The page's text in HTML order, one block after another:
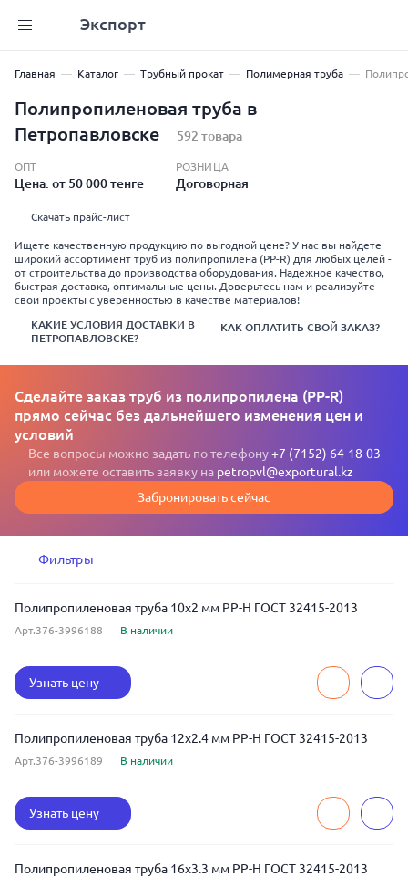
Экспорт
Главная Каталог Трубный прокат Полимерная труба
Полипропиленовая труба в
Петропавловске
592 товара
ОПТ
Цена: от 50 000 тенге
РОЗНИЦА
Договорная
Скачать прайс-лист
Ищете качественную продукцию по выгодной цене? У нас вы найдете
широкий ассортимент труб из полипропилена (PP-R) для любых целей -
от строительства до производства оборудования. Надежное качество,
быстрая доставка, оптимальные цены. Доверьтесь нам и реализуйте
свои проекты с уверенностью в качестве материалов!
КАКИЕ УСЛОВИЯ ДОСТАВКИ В
ПЕТРОПАВЛОВСКЕ?
КАК ОПЛАТИТЬ СВОЙ ЗАКАЗ?
Сделайте заказ труб из полипропилена (PP-R)
прямо сейчас без дальнейшего изменения цен и
условий
Все вопросы можно задать по телефону+7 (7152) 64-18-03
или можете оставить заявку на petropvl@exportural.kz
Забронировать сейчас
Фильтры
Полипропиленовая труба 10x2 мм РР-Н ГОСТ 32415-2013
Арт.376-3996188 В наличии
Узнать цену
Полипропиленовая труба 12x2.4 мм РР-Н ГОСТ 32415-2013
Арт.376-3996189 В наличии
Узнать цену
Полипропиленовая труба 16x3.3 мм РР-Н ГОСТ 32415-2013